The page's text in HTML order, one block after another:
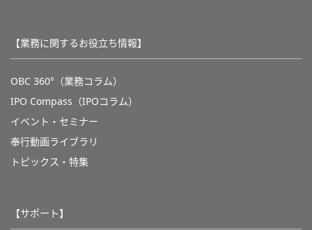
【業務に関するお役立ち情報】
OBC 360°（業務コラム）
IPO Compass（IPOコラム）
イベント・セミナー
奉行動画ライブラリ
トピックス・特集
【サポート】